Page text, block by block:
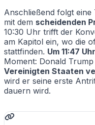
Anschließend folgt eine
mit dem scheidenden
10:30 Uhr trifft der
am Kapitol ein, wo die
stattfinden. Um 11:47 Uhr
Moment: Donald
Vereinigten Staaten
wird er seine erste
dauern wird.